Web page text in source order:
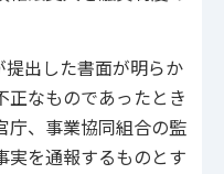
出した書面が明らか
正なものであったとき
庁、事業協同組合の監
実を通報するものとす